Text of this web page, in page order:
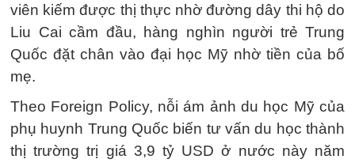
viên kiếm được thị thực nhờ đường dây thi hộ do
Liu Cai cầm đầu, hàng nghìn người trẻ Trung
Quốc đặt chân vào đại học Mỹ nhờ tiền của bố
mẹ.
Theo Foreign Policy, nỗi ám ảnh du học Mỹ của
phụ huynh Trung Quốc biến tư vấn du học thành
thị trường trị giá 3,9 tỷ USD ở nước này năm